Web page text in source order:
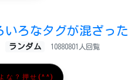
いろなタグが混ざった
ランダム 10880801人回覧
な？押せ(^^)